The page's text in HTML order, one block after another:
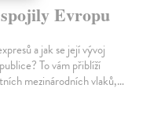
Evropu
a jak se její vývoj
To vám přiblíží
mezinárodních vlaků,…